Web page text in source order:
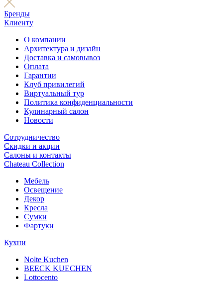
Бренды
Клиенту
О компании
Архитектура и дизайн
Доставка и самовывоз
Оплата
Гарантии
Клуб привилегий
Виртуальный тур
Политика конфиденциальности
Кулинарный салон
Новости
Сотрудничество
Скидки и акции
Салоны и контакты
Chateau Collection
Мебель
Освещение
Декор
Кресла
Сумки
Фартуки
Кухни
Nolte Kuchen
BEECK KUECHEN
Lottocento